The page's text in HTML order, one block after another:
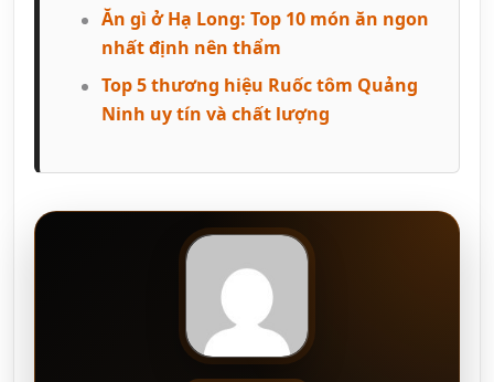
Ăn gì ở Hạ Long: Top 10 món ăn ngon
nhất định nên thẩm
Top 5 thương hiệu Ruốc tôm Quảng
Ninh uy tín và chất lượng